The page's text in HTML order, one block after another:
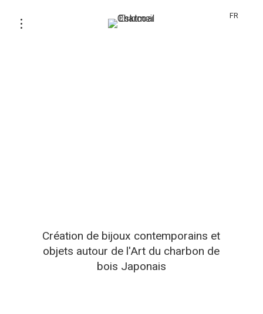
FR
Création de bijoux contemporains et
objets autour de l'Art du charbon de
bois Japonais